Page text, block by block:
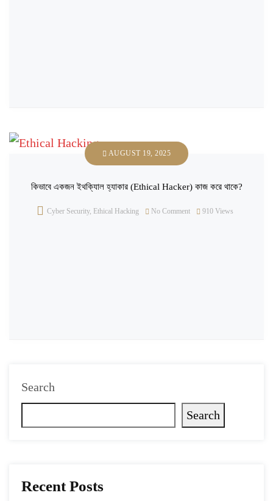
AUGUST 19, 2025
কিভাবে একজন ইথক্যিাল হ্যাকার (Ethical Hacker) কাজ করে থাকে?
Cyber Security, Ethical Hacking No Comment 910 Views
Search
Search
Recent Posts